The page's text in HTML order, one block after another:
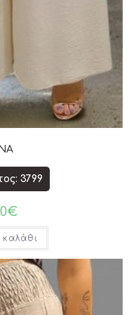
3799
€